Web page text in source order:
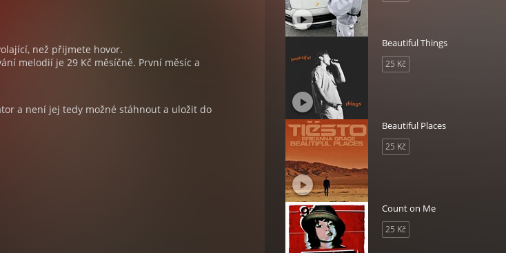
než přijmete hovor.
melodií je 29 Kč měsíčně. První měsíc a
a není jej tedy možné stáhnout a uložit do
Beautiful Things
25 Kč
Beautiful Places
25 Kč
Count on Me
25 Kč